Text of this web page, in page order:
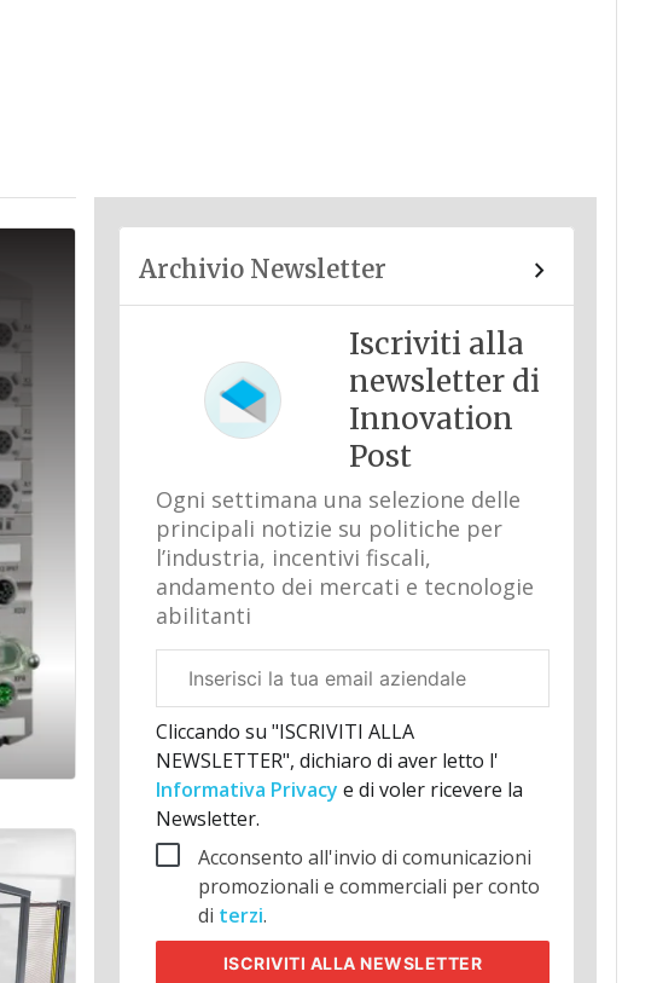
Archivio Newsletter
Iscriviti alla
newsletter di
Innovation
Post
Ogni settimana una selezione delle
principali notizie su politiche per
l’industria, incentivi fiscali,
andamento dei mercati e tecnologie
abilitanti
aziendale
Cliccando su "ISCRIVITI ALLA
NEWSLETTER", dichiaro di aver letto l'
Informativa Privacy e di voler ricevere la
Newsletter.
Acconsento all'invio di comunicazioni
promozionali e commerciali per conto
di terzi.
ISCRIVITI ALLA NEWSLETTER